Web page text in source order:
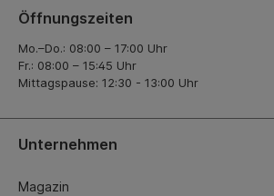
Öffnungszeiten
Mo.–Do.: 08:00 – 17:00 Uhr
Fr.: 08:00 – 15:45 Uhr
Mittagspause: 12:30 - 13:00 Uhr
Unternehmen
Magazin